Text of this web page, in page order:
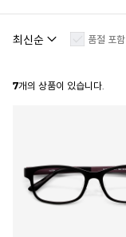
품절 포함
7개의 상품이 있습니다.